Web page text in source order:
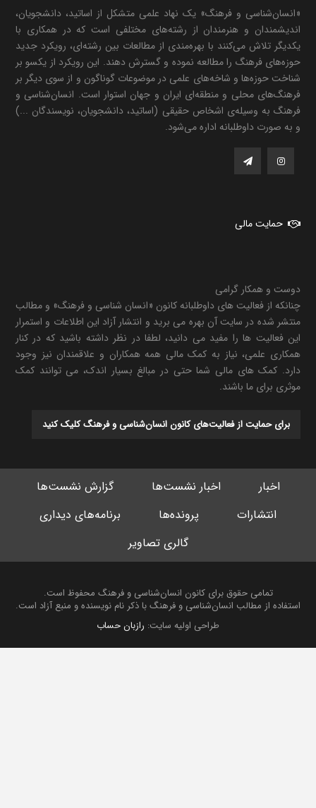
«انسان‌شناسی و فرهنگ» یک نهاد علمی متشکل از اساتید، دانشجویان،
اندیشمندان و هنرمندان از رشته‌های مختلفی است که در همکاری با
یکدیگر تلاش می‌کنند با بهره‌مندی از مطالعات بین رشته‌ای، رویکرد جدید
حوزه‌های فرهنگ را مطالعه نموده و گسترش دهند. این رویکرد از یکسو بر
شناخت حوزه‌ها و شاخه‌های علمی در موضوعات گوناگون و از سوی دیگر بر
فرهنگ‌های محلی و منطقه‌ای ایران و جهان استوار است. انسان‌شناسی و
فرهنگ به وسیله‌ی اشخاص حقیقی (اساتید، دانشجویان، نویسندگان ...)
و به صورت داوطلبانه اداره می‌شود.
حمایت مالی
دوست و همکار گرامی
چنانکه از فعالیت های داوطلبانه کانون «انسان شناسی و فرهنگ» و مطالب
منتشر شده در سایت آن بهره می برید و انتشار آزاد این اطلاعات و استمرار
این فعالیت ها را مفید می دانید، لطفا در نظر داشته باشید که در کنار
همکاری علمی، نیاز به کمک مالی همه همکاران و علاقمندان نیز وجود
دارد. کمک های مالی شما حتی در مبالغ بسیار اندک، می توانند کمک
موثری برای ما باشند.
برای حمایت از فعالیت‌های کانون انسان‌شناسی و فرهنگ کلیک کنید
اخبار اخبار نشست‌ها
گزارش نشست‌ها
انتشارات
پرونده‌ها
برنامه‌های دیداری
گالری تصاویر
تمامی حقوق برای کانون انسان‌شناسی و فرهنگ محفوظ است.
استفاده از مطالب انسان‌شناسی و فرهنگ با ذکر نام نویسنده و منبع آزاد است.
طراحی اولیه سایت:رازبان حساب